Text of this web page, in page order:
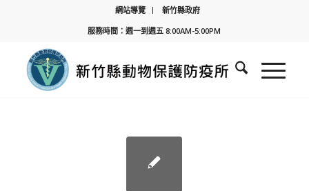
網站導覽
新竹縣政府
服務時間：週一到週五 8:00AM-5:00PM